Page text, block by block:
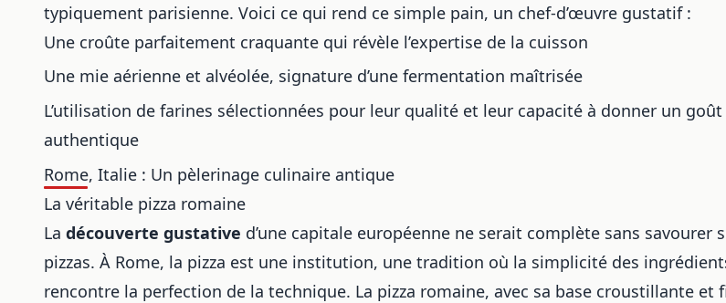
typiquement parisienne. Voici ce qui rend ce simple pain, un chef-d’œuvre gustatif :
Une croûte parfaitement craquante qui révèle l’expertise de la cuisson
Une mie aérienne et alvéolée, signature d’une fermentation maîtrisée
L’utilisation de farines sélectionnées pour leur qualité et leur capacité à donner un goût
authentique
Rome, Italie : Un pèlerinage culinaire antique
La véritable pizza romaine
La découverte gustative d’une capitale européenne ne serait complète sans savourer
pizzas. À Rome, la pizza est une institution, une tradition où la simplicité des
rencontre la perfection de la technique. La pizza romaine, avec sa base croustillante et